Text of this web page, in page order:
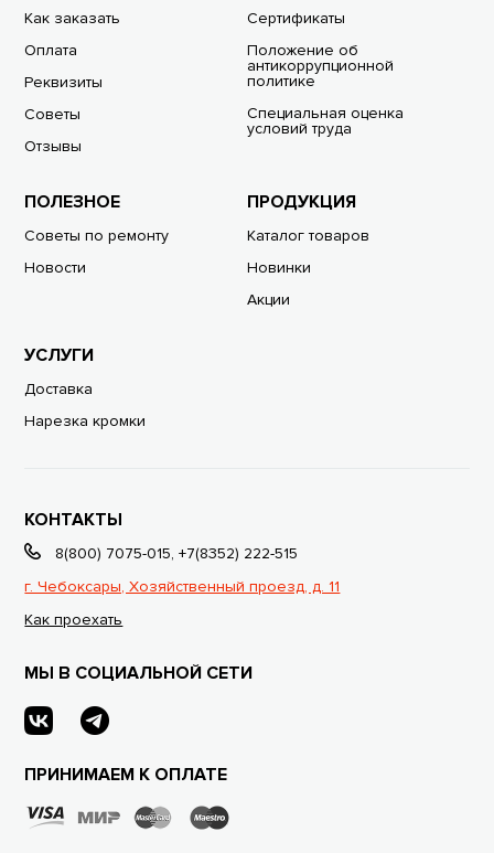
Как заказать
Оплата
Реквизиты
Советы
Отзывы
Сертификаты
Положение об
антикоррупционной
политике
Специальная оценка
условий труда
ПОЛЕЗНОЕ
Советы по ремонту
Новости
ПРОДУКЦИЯ
Каталог товаров
Новинки
Акции
УСЛУГИ
Доставка
Нарезка кромки
КОНТАКТЫ
8(800) 7075-015,+7(8352) 222-515
г. Чебоксары, Хозяйственный проезд, д. 11
Как проехать
МЫ В СОЦИАЛЬНОЙ СЕТИ
ПРИНИМАЕМ К ОПЛАТЕ